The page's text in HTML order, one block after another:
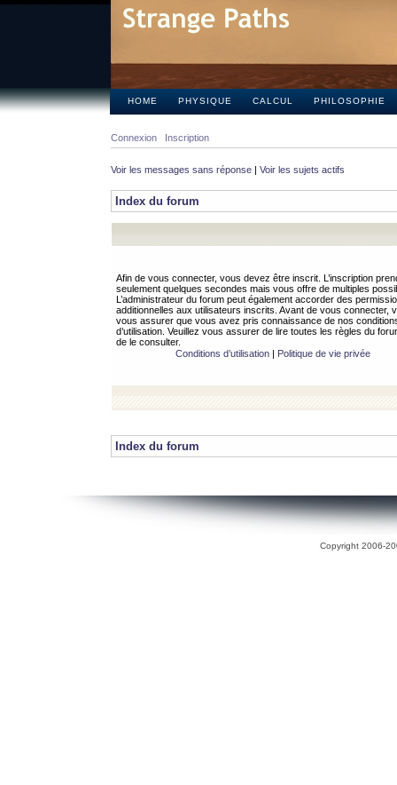
HOME PHYSIQUE CALCUL PHILOSOPHIE
Connexion Inscription
Voir les messages sans réponse | Voir les sujets actifs
Index du forum
Afin de vous connecter, vous devez être inscrit. L’inscription
seulement quelques secondes mais vous offre de multiples
L’administrateur du forum peut également accorder des
additionnelles aux utilisateurs inscrits. Avant de vous connecter,
vous assurer que vous avez pris connaissance de nos
d’utilisation. Veuillez vous assurer de lire toutes les règles du
de le consulter.
Conditions d’utilisation| Politique de vie privée
Index du forum
Copyright 2006-